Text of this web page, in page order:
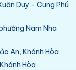
Duy - Cung Phú
Nam Nha
An, Khánh Hòa
Hòa